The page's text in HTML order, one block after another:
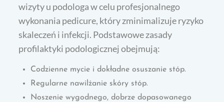
wizyty u podologa w celu profesjonalnego
wykonania pedicure, który zminimalizuje ryzyko
skaleczeń i infekcji. Podstawowe zasady
profilaktyki podologicznej obejmują:
Codzienne mycie i dokładne osuszanie stóp.
Regularne nawilżanie skóry stóp.
Noszenie wygodnego, dobrze dopasowanego